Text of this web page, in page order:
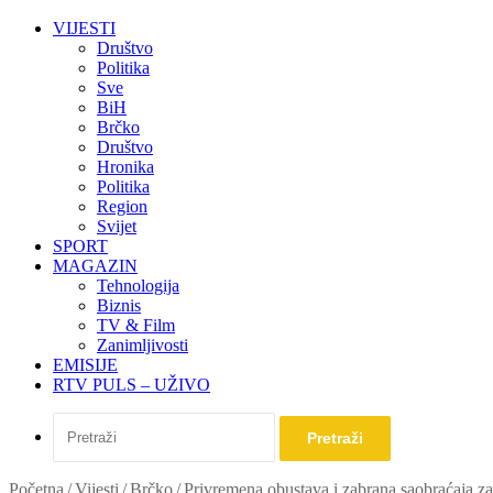
VIJESTI
Društvo
Politika
Sve
BiH
Brčko
Društvo
Hronika
Politika
Region
Svijet
SPORT
MAGAZIN
Tehnologija
Biznis
TV & Film
Zanimljivosti
EMISIJE
RTV PULS – UŽIVO
Pretraži
Početna /Vijesti /Brčko/Privremena obustava i zabrana saobraćaja